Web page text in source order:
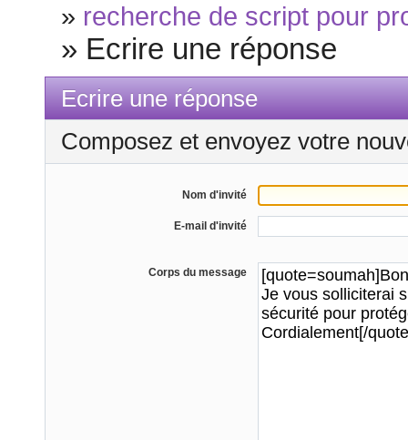
» recherche de script pour
» Ecrire une réponse
Ecrire une réponse
Composez et envoyez votre
Nom d'invité
E-mail d'invité
Corps du message